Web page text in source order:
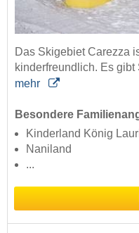
Das Skigebiet Carezza
kinderfreundlich. Es
mehr
Besondere
Kinderland König
Naniland
...